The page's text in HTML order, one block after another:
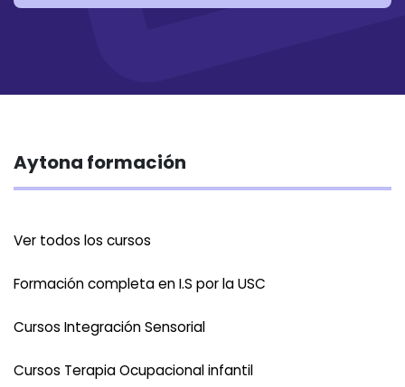
Aytona formación
Ver todos los cursos
Formación completa en I.S por la USC
Cursos Integración Sensorial
Cursos Terapia Ocupacional infantil